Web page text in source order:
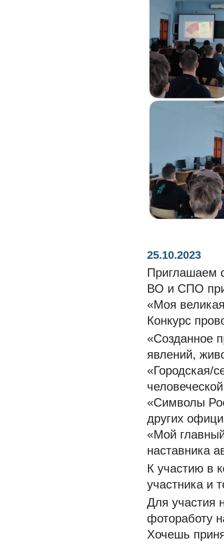
25.10.2023
Приглашаем
ВО и СПО
«Моя
Конкурс
«Созданное
явлений,
«Городская/
«Символы
других
«Мой
наставника
К участию в
участника и
Для участия
фотоработу
Хочешь